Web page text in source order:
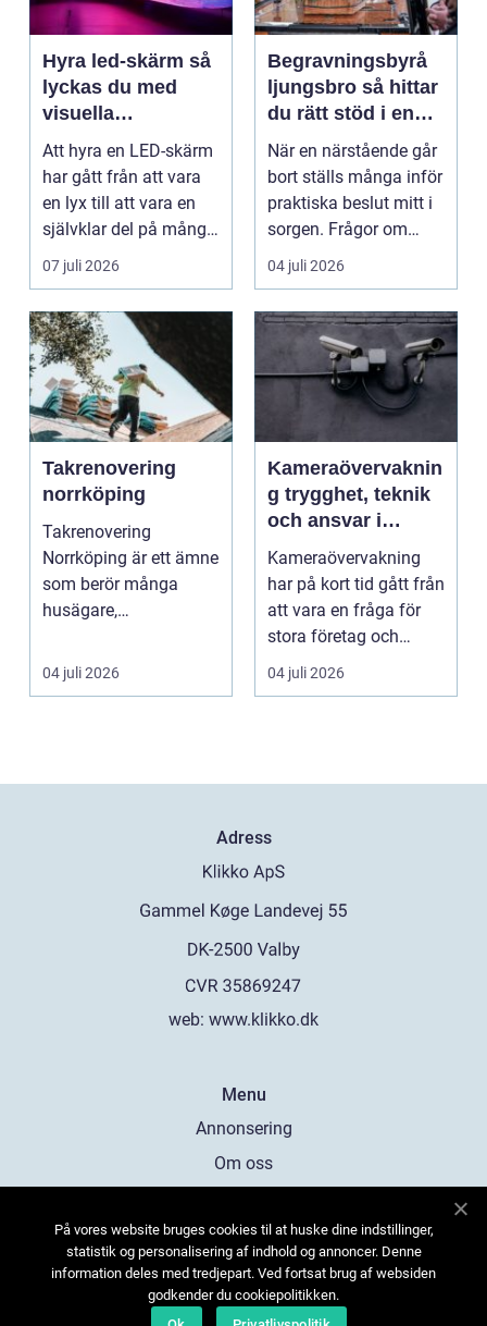
Hyra led-skärm så
lyckas du med
visuella
upplevelser på
event
Att hyra en LED-skärm
har gått från att vara
en lyx till att vara en
självklar del på många
event, m...
07 juli 2026
Begravningsbyrå
ljungsbro så hittar
du rätt stöd i en
svår tid
När en närstående går
bort ställs många inför
praktiska beslut mitt i
sorgen. Frågor om
ceremoni, ju...
04 juli 2026
Takrenovering
norrköping
Takrenovering
Norrköping är ett ämne
som berör många
husägare,
och fastighets...
04 juli 2026
Kameraövervaknin
g trygghet, teknik
och ansvar i
samma lösning
Kameraövervakning
har på kort tid gått från
att vara en fråga för
stora företag och
köpcentrum till ...
04 juli 2026
Adress
web: www.klikko.dk
Menu
Annonsering
Om oss
Kontakta oss
Sitemap
På vores website bruges cookies til at huske dine indstillinger,
statistik og personalisering af indhold og annoncer. Denne
information deles med tredjepart. Ved fortsat brug af websiden
godkender du cookiepolitikken.